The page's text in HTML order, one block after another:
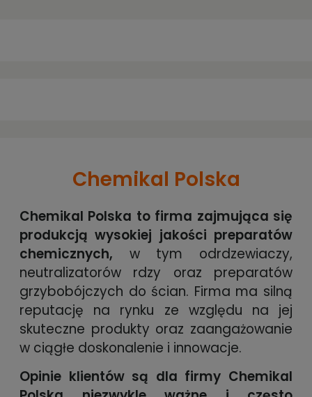
Chemikal Polska
Chemikal Polska to firma zajmująca się
produkcją wysokiej jakości preparatów
chemicznych, w tym odrdzewiaczy,
neutralizatorów rdzy oraz preparatów
grzybobójczych do ścian. Firma ma silną
reputację na rynku ze względu na jej
skuteczne produkty oraz zaangażowanie
w ciągłe doskonalenie i innowacje.
Opinie klientów są dla firmy Chemikal